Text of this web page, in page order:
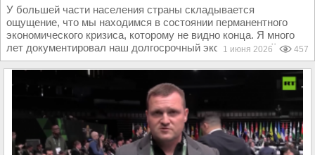
У большей части населения страны складывается
ощущение, что мы находимся в состоянии перманентного
экономического кризиса, которому не видно конца. Я много
лет документировал наш долгосрочный экономический...
1 июня 2026 457